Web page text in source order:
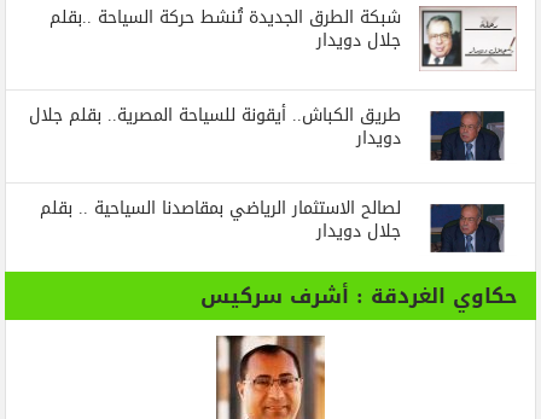
شبكة الطرق الجديدة تُنشط حركة السياحة ..بقلم
جلال دويدار
طريق الكباش.. أيقونة للسياحة المصرية.. بقلم جلال
دويدار
لصالح الاستثمار الرياضي بمقاصدنا السياحية .. بقلم
جلال دويدار
حكاوي الغردقة : أشرف سركيس